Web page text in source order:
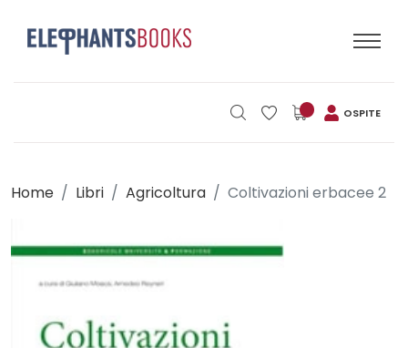
OSPITE
Home Libri Agricoltura Coltivazioni erbacee 2